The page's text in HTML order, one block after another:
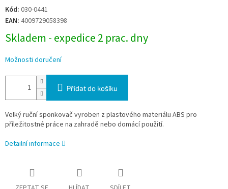
Měrná
cena:
Kód: 030-0441
EAN: 4009729058398
Skladem - expedice 2 prac. dny
Možnosti doručení
Přidat do košíku
Velký ruční sponkovač vyroben z plastového materiálu ABS pro
příležitostné práce na zahradě nebo domácí použití.
Detailní informace